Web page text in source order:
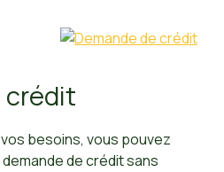
crédit
besoins, vous pouvez
de crédit sans